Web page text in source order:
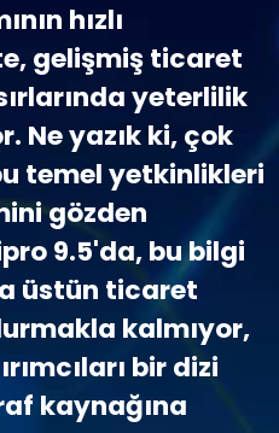
hızlı
gelişmiş ticaret
yeterlilik
Ne yazık ki, çok
temel yetkinlikleri
gözden
9.5'da, bu bilgi
üstün ticaret
kalmıyor,
bir dizi
kaynağına